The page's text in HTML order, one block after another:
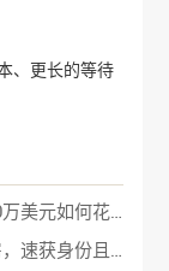
、更长的等待
避坑指南：土耳其购房移民，40万美元如何花得明明白白？
巴拿马永居新政：30万美元购房，速获身份且未来入籍更简单？